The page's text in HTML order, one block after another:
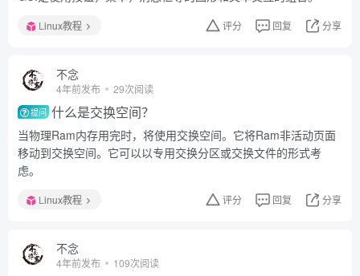
Linux教程 评分 回复 分享
不念
4年前发布 29次阅读
提问 什么是交换空间？
当物理Ram内存用完时，将使用交换空间。它将Ram非活动页面
移动到交换空间。它可以以专用交换分区或交换文件的形式考
虑。
Linux教程 评分 回复 分享
不念
4年前发布 109次阅读